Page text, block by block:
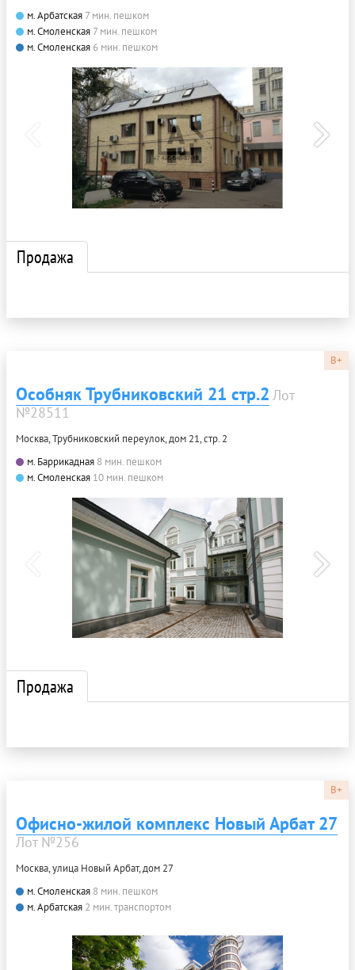
м. Арбатская 7 мин. пешком
м. Смоленская 7 мин. пешком
м. Смоленская 6 мин. пешком
Продажа
B+
Особняк Трубниковский 21 стр.2 Лот
№28511
Москва, Трубниковский переулок, дом 21, стр. 2
м. Баррикадная 8 мин. пешком
м. Смоленская 10 мин. пешком
Продажа
B+
Офисно-жилой комплекс Новый Арбат 27
Лот №256
Москва, улица Новый Арбат, дом 27
м. Смоленская 8 мин. пешком
м. Арбатская 2 мин. транспортом